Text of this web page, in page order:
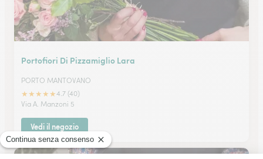
Portofiori Di Pizzamiglio Lara
PORTO MANTOVANO
★★★★★4.7 (40)
Via A. Manzoni 5
Vedi il negozio